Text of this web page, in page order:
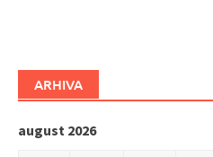
ARHIVA
august 2026